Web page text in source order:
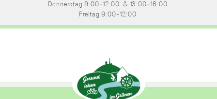
Donnerstag 9:00-12:00 & 13:00-16:00
Freitag 9:00-12:00